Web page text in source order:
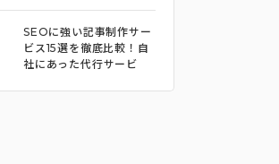
SEOに強い記事制作サー
ビス15選を徹底比較！自
社にあった代行サービ